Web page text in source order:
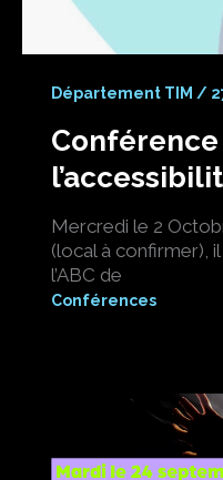
Département TIM /
Conférence
Mercredi le 2
(local à confirmer),
l’ABC de
Conférences